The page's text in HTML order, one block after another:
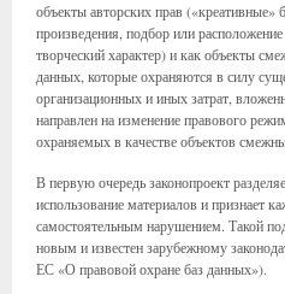
объекты авторских прав
произведения, подбор или
творческий характер) и как объекты
данных, которые охраняются в силу
организационных и иных затрат,
направлен на изменение правового
охраняемых в качестве объектов
В первую очередь законопроект
использование материалов и признает
самостоятельным нарушением. Такой
новым и известен зарубежному
ЕС «О правовой охране баз данных»).